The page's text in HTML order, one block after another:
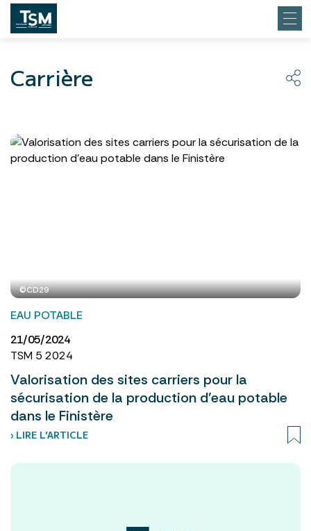
Carrière
©CD29
EAU POTABLE
21/05/2024
TSM 5 2024
Valorisation des sites carriers pour la
sécurisation de la production d’eau potable
dans le Finistère
› LIRE L’ARTICLE